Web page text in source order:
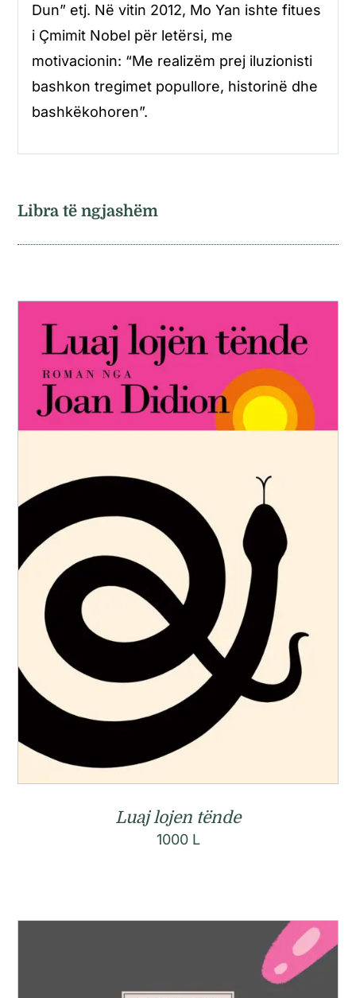
Dun” etj. Në vitin 2012, Mo Yan ishte fitues
i Çmimit Nobel për letërsi, me
motivacionin: “Me realizëm prej iluzionisti
bashkon tregimet popullore, historinë dhe
bashkëkohoren”.
Libra të ngjashëm
Luaj lojen tënde
1000 L